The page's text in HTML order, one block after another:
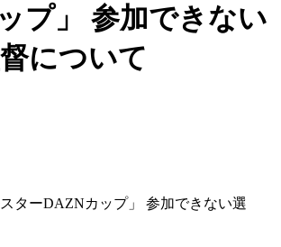
プ」 参加できない
について
スターDAZNカップ」 参加できない選